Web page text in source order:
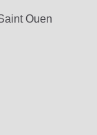
Ouen